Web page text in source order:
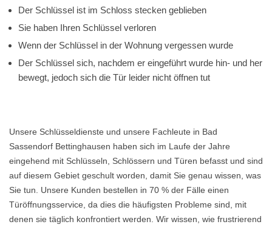
Der Schlüssel ist im Schloss stecken geblieben
Sie haben Ihren Schlüssel verloren
Wenn der Schlüssel in der Wohnung vergessen wurde
Der Schlüssel sich, nachdem er eingeführt wurde hin- und her
bewegt, jedoch sich die Tür leider nicht öffnen tut
Unsere Schlüsseldienste und unsere Fachleute in Bad
Sassendorf Bettinghausen haben sich im Laufe der Jahre
eingehend mit Schlüsseln, Schlössern und Türen befasst und sind
auf diesem Gebiet geschult worden, damit Sie genau wissen, was
Sie tun. Unsere Kunden bestellen in 70 % der Fälle einen
Türöffnungsservice, da dies die häufigsten Probleme sind, mit
denen sie täglich konfrontiert werden. Wir wissen, wie frustrierend